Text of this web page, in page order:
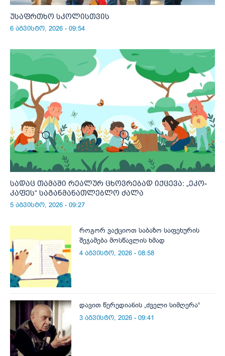
უსაფრთხო სკოლისთვის
6 აგვისტო, 2026 - 09:54
სადაც თამაში რეალურ ცხოვრებად იქცევა: „ეკო-
კაფეს“ საგანმანათლებლო ძალა
5 აგვისტო, 2026 - 09:27
როგორ ვაქციოთ საბაზო საფეხურის
შეჯამება მოსწავლის ხმად
4 აგვისტო, 2026 - 08:58
დავით წერედიანის „ძველი სიმღერა“
3 აგვისტო, 2026 - 09:41